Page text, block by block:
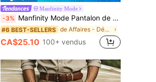
Manfinity Mode
-3% Manfinity Mode Pantalon de costume tissé à rayures pour hommes, style business décontracté, formel, pour cérémonie
#6 BEST-SELLERS de Affaires - Déplacements professionnels Pantalon
CA$25.10 100+ vendus